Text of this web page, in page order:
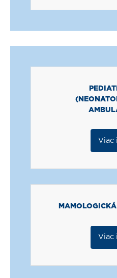
Viac
Viac